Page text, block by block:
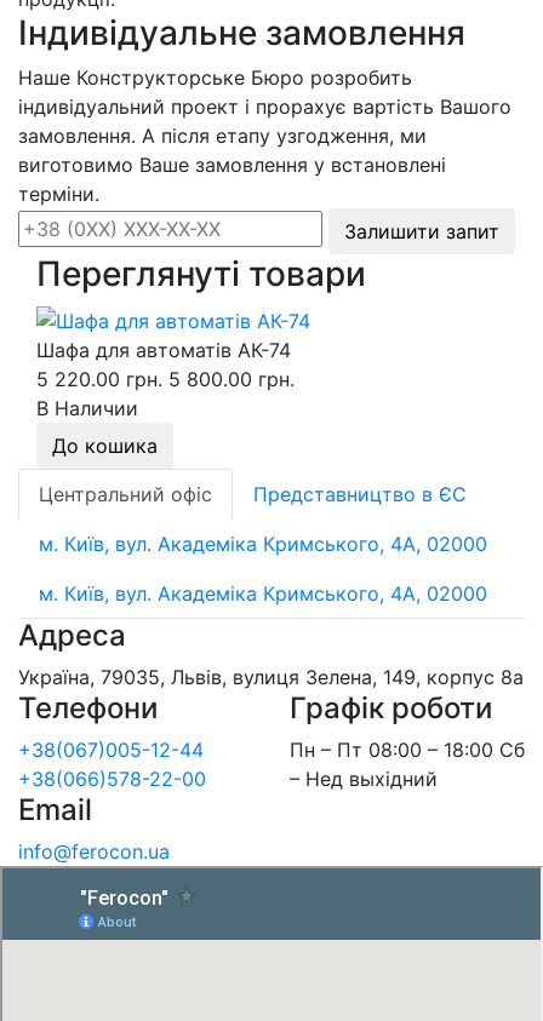
Індивідуальне замовлення
Наше Конструкторське Бюро розробить
індивідуальний проект і прорахує вартість Вашого
замовлення. А після етапу узгодження, ми
виготовимо Ваше замовлення у встановлені
терміни.
Залишити запит
Переглянуті товари
Шафа для автоматів АК-74
5 220.00 грн. 5 800.00 грн.
В Наличии
До кошика
Центральний офіс
Представництво в ЄС
м. Київ, вул. Академіка Кримського, 4А, 02000
м. Київ, вул. Академіка Кримського, 4А, 02000
Адреса
Україна, 79035, Львів, вулиця Зелена, 149, корпус 8а
Телефони
+38(067)005-12-44
+38(066)578-22-00
Графік роботи
Пн – Пт 08:00 – 18:00 Сб
– Нед выхідний
Email
info@ferocon.ua